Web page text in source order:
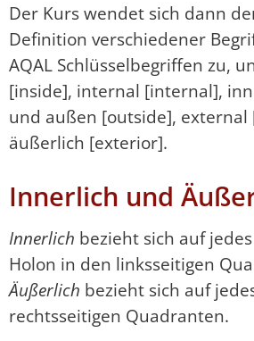
Der Kurs wendet sich dann
Definition verschiedener
AQAL Schlüsselbegriffen zu,
[inside], internal [internal],
und außen [outside], external
äußerlich [exterior].
Innerlich und
Innerlich bezieht sich auf
Holon in den linksseitigen
Äußerlich bezieht sich auf
rechtsseitigen Quadranten.